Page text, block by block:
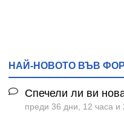
НАЙ-НОВОТО ВЪВ
Спечели ли ви
преди 36 дни, 12 часа и